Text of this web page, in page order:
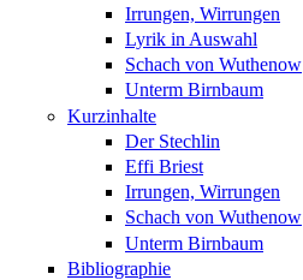
Irrungen, Wirrungen
Lyrik in Auswahl
Schach von Wuthenow
Unterm Birnbaum
Kurzinhalte
Der Stechlin
Effi Briest
Irrungen, Wirrungen
Schach von Wuthenow
Unterm Birnbaum
Bibliographie